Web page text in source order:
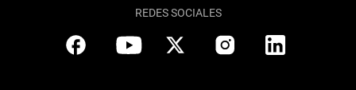
REDES SOCIALES